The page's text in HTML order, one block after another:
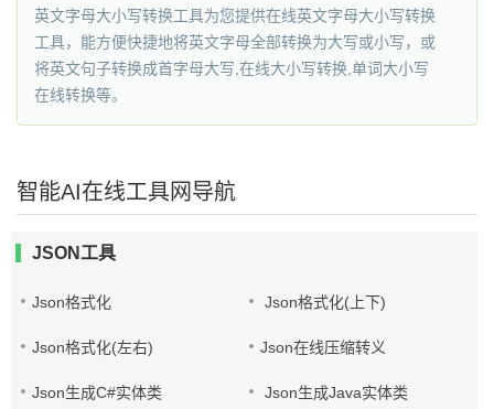
英文字母大小写转换工具为您提供在线英文字母大小写转换
工具，能方便快捷地将英文字母全部转换为大写或小写，或
将英文句子转换成首字母大写,在线大小写转换,单词大小写
在线转换等。
智能AI在线工具网导航
JSON工具
Json格式化 Json格式化(上下)
Json格式化(左右) Json在线压缩转义
Json生成C#实体类 Json生成Java实体类